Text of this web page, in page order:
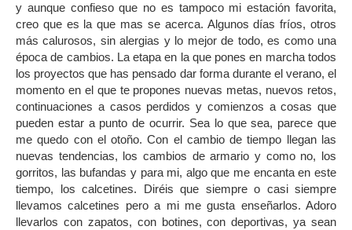
y aunque confieso que no es tampoco mi estación favorita,
creo que es la que mas se acerca. Algunos días fríos, otros
más calurosos, sin alergias y lo mejor de todo, es como una
época de cambios. La etapa en la que pones en marcha todos
los proyectos que has pensado dar forma durante el verano, el
momento en el que te propones nuevas metas, nuevos retos,
continuaciones a casos perdidos y comienzos a cosas que
pueden estar a punto de ocurrir. Sea lo que sea, parece que
me quedo con el otoño. Con el cambio de tiempo llegan las
nuevas tendencias, los cambios de armario y como no, los
gorritos, las bufandas y para mi, algo que me encanta en este
tiempo, los calcetines. Diréis que siempre o casi siempre
llevamos calcetines pero a mi me gusta enseñarlos. Adoro
llevarlos con zapatos, con botines, con deportivas, ya sean